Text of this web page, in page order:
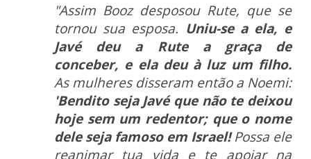
"Assim Booz desposou Rute, que se
tornou sua esposa. Uniu-se a ela, e
Javé deu a Rute a graça de
conceber, e ela deu à luz um filho.
As mulheres disseram então a Noemi:
'Bendito seja Javé que não te deixou
hoje sem um redentor; que o nome
dele seja famoso em Israel!Possa ele
reanimar tua vida e te apoiar na